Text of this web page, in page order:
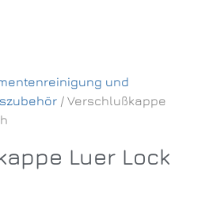
und
/ Verschlußkappe
Luer Lock